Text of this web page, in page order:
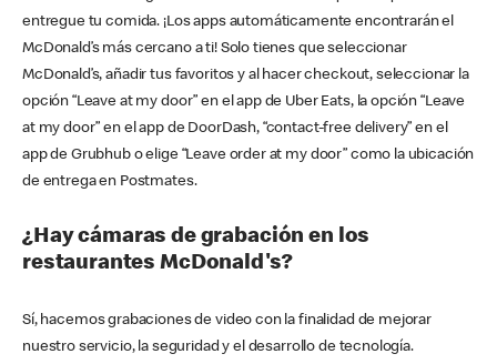
entregue tu comida. ¡Los apps automáticamente encontrarán el
McDonald’s más cercano a ti! Solo tienes que seleccionar
McDonald’s, añadir tus favoritos y al hacer checkout, seleccionar la
opción “Leave at my door” en el app de Uber Eats, la opción “Leave
at my door” en el app de DoorDash, “contact-free delivery” en el
app de Grubhub o elige “Leave order at my door” como la ubicación
de entrega en Postmates.
¿Hay cámaras de grabación en los
restaurantes McDonald's?
Sí, hacemos grabaciones de video con la finalidad de mejorar
nuestro servicio, la seguridad y el desarrollo de tecnología.